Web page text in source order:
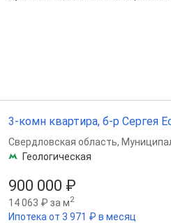
3-комн квартира, б-р Сергея
900 000 ₽
14 063 ₽ за м2
Ипотека от 3 971 ₽ в месяц
Свердловская область,
Геологическая